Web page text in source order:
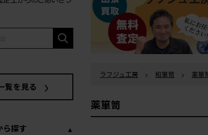
覧を見る
ら探す
ラフジュ工房 > 和箪笥 > 薬箪
薬箪笥